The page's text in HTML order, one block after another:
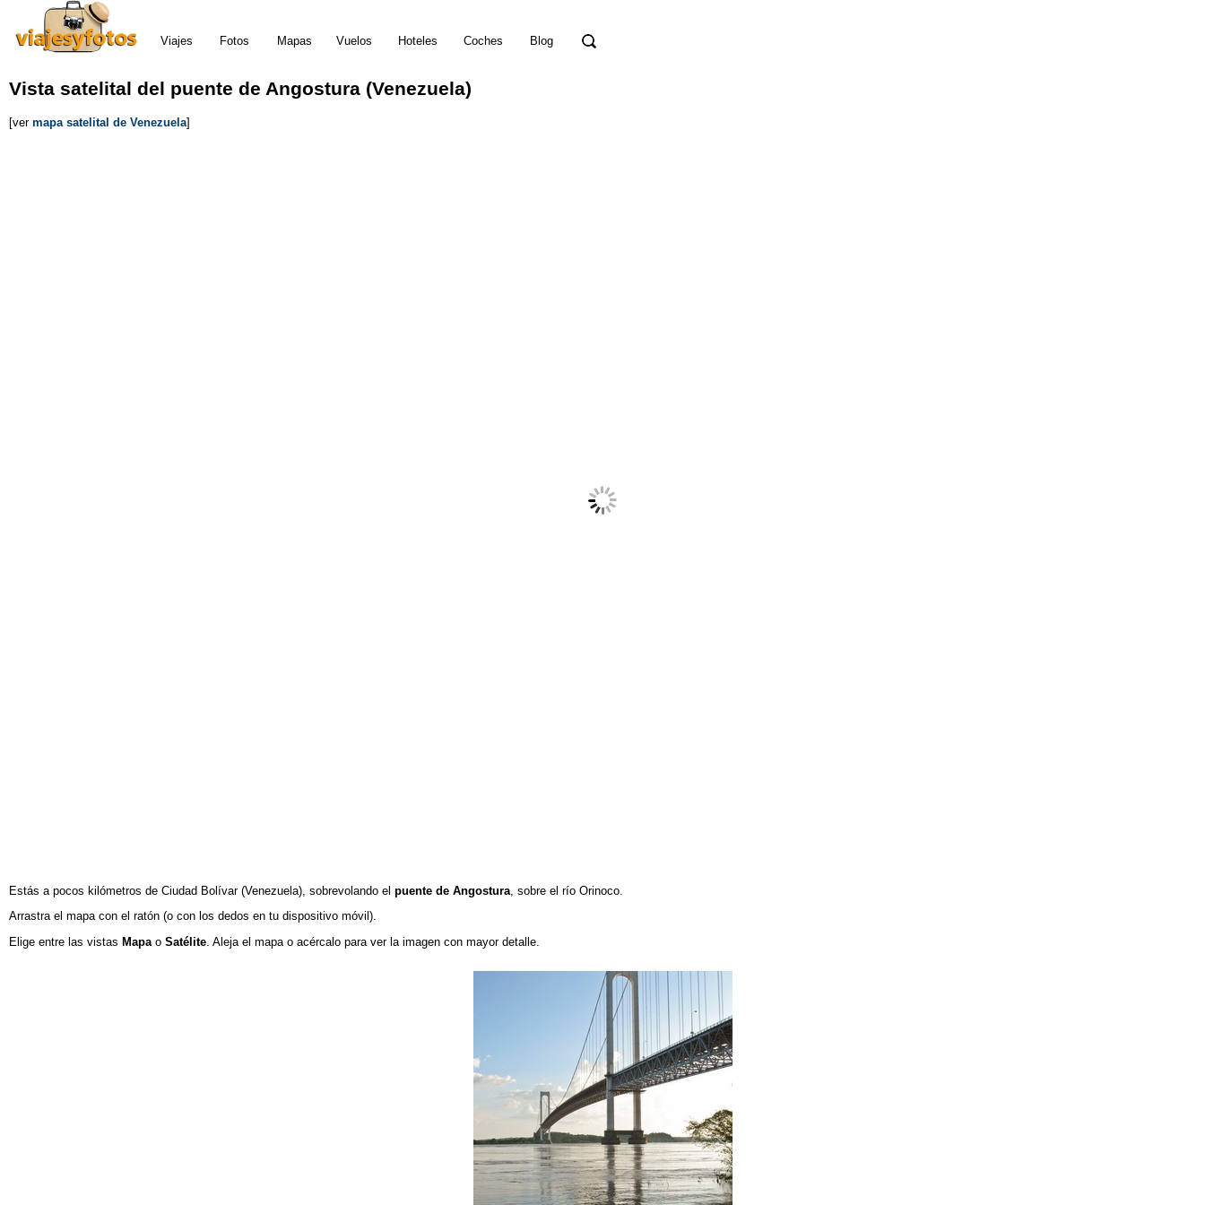
Viajes Fotos Mapas Vuelos Hoteles Coches Blog
Vista satelital del puente de Angostura (Venezuela)
[ver mapa satelital de Venezuela]
Estás a pocos kilómetros de Ciudad Bolívar(Venezuela), sobrevolando el puente de Angostura, sobre el río Orinoco.
Arrastra el mapa con el ratón (o con los dedos en tu dispositivo móvil).
Elige entre las vistas Mapa o Satélite . Aleja el mapa o acércalo para ver la imagen con mayor detalle.